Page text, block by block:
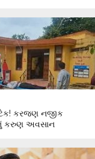
કરજણ નજીક
કરુણ અવસાન